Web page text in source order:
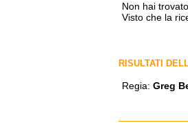
Non hai
Visto che la
RISULTATI
Regia: Greg